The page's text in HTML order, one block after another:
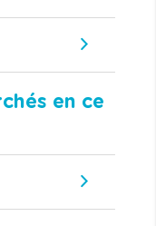
en ce